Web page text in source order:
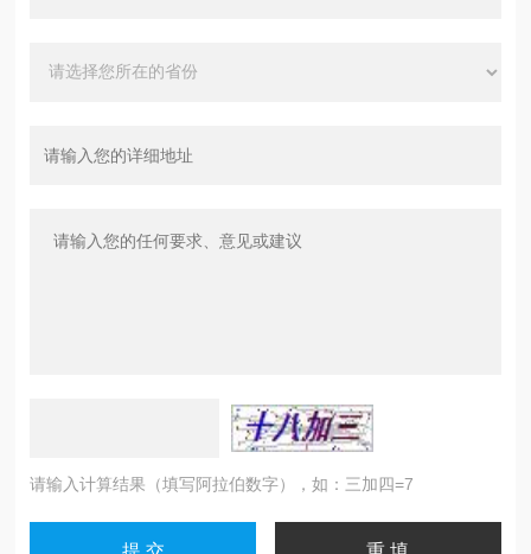
请输入计算结果（填写阿拉伯数字），如：三加四=7